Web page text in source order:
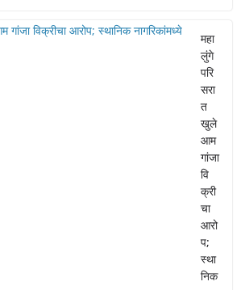
महा
लुंगे
परि
सरा
त
खुले
आम
गांजा
वि
क्री
चा
आरो
प;
स्था
निक